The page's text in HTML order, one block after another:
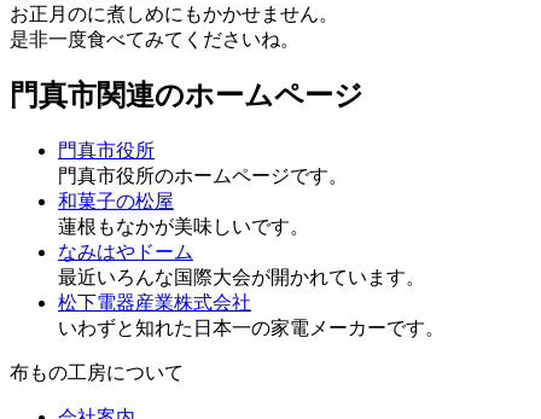
お正月のに煮しめにもかかせません。
是非一度食べてみてくださいね。
門真市関連のホームページ
門真市役所
門真市役所のホームページです。
和菓子の松屋
蓮根もなかが美味しいです。
なみはやドーム
最近いろんな国際大会が開かれています。
松下電器産業株式会社
いわずと知れた日本一の家電メーカーです。
布もの工房について